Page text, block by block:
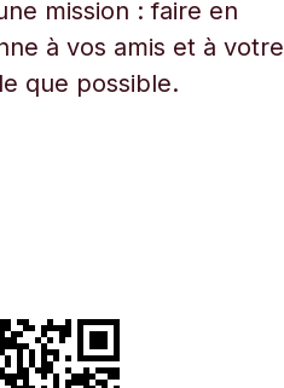
mission : faire en
à vos amis et à votre
que possible.